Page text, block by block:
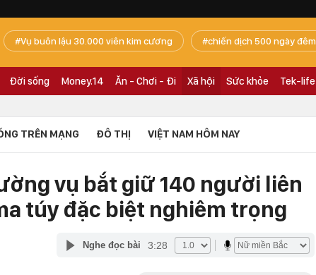
Vụ buôn lậu 30.000 viên kim cương chiến dịch 500 ngày đêm
Đời sống Money.14 Ăn - Chơi - Đi Xã hội Sức khỏe Tek-life
TRÊN MẠNG ĐÔ THỊ VIỆT NAM HÔM NAY
vụ bắt giữ 140 người liên
túy đặc biệt nghiêm trọng
Nghe đọc bài 3:28